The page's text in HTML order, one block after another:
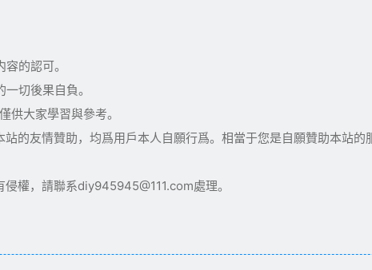
的認可。
切後果自負。
供大家學習與參考。
的友情贊助，均爲用戶本人自願行爲。相當于您是自願贊助本站
權，請聯系diy945945@111.com處理。